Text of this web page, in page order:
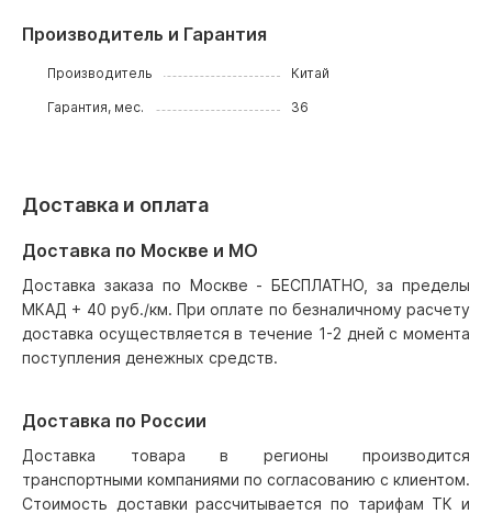
Производитель и Гарантия
Производитель Китай
Гарантия, мес. 36
Доставка и оплата
Доставка по Москве и МО
Доставка заказа по Москве - БЕСПЛАТНО, за пределы
МКАД + 40 руб./км. При оплате по безналичному расчету
доставка осуществляется в течение 1-2 дней с момента
поступления денежных средств.
Доставка по России
Доставка товара в регионы производится
транспортными компаниями по согласованию с клиентом.
Стоимость доставки рассчитывается по тарифам ТК и